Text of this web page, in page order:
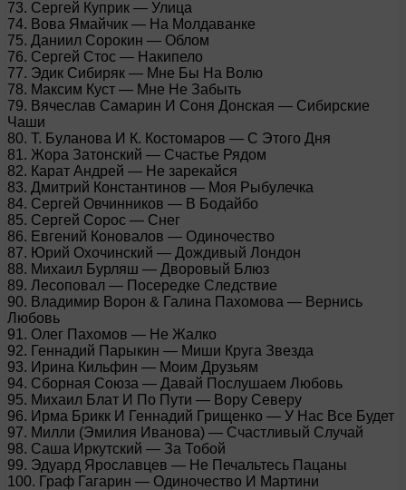
73. Сергей Куприк — Улица
74. Вова Ямайчик — На Молдаванке
75. Даниил Сорокин — Облом
76. Сергей Стос — Накипело
77. Эдик Сибиряк — Мне Бы На Волю
78. Максим Куст — Мне Не Забыть
79. Вячеслав Самарин И Соня Донская — Сибирские
Чаши
80. Т. Буланова И К. Костомаров — С Этого Дня
81. Жора Затонский — Счастье Рядом
82. Карат Андрей — Не зарекайся
83. Дмитрий Константинов — Моя Рыбулечка
84. Сергей Овчинников — В Бодайбо
85. Сергей Сорос — Снег
86. Евгений Коновалов — Одиночество
87. Юрий Охочинский — Дождивый Лондон
88. Михаил Бурляш — Дворовый Блюз
89. Лесоповал — Посередке Следствие
90. Владимир Ворон & Галина Пахомова — Вернись
Любовь
91. Олег Пахомов — Не Жалко
92. Геннадий Парыкин — Миши Круга Звезда
93. Ирина Кильфин — Моим Друзьям
94. Сборная Союза — Давай Послушаем Любовь
95. Михаил Блат И По Пути — Вору Северу
96. Ирма Брикк И Геннадий Грищенко — У Нас Все Будет
97. Милли (Эмилия Иванова) — Счастливый Cлучай
98. Саша Иркутский — За Тобой
99. Эдуард Ярославцев — Не Печальтесь Пацаны
100. Граф Гагарин — Одиночество И Мартини